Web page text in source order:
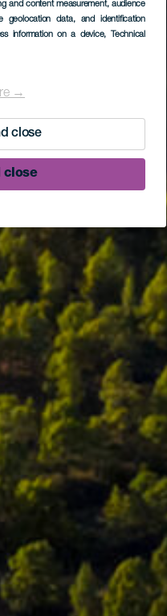
and content measurement, audience
geolocation data, and identification
information on a device, Technical
→
close
close